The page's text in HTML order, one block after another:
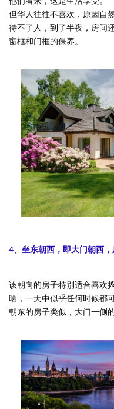
但华人往往不喜欢，原因自
待不了人，到了半夜，房间
窗框和门框的保养。
4、 坐东朝西，即大门朝西
该朝向的房子特别适合喜欢
晒，一天中似乎任何时候都
朝东的房子类似，大门一侧